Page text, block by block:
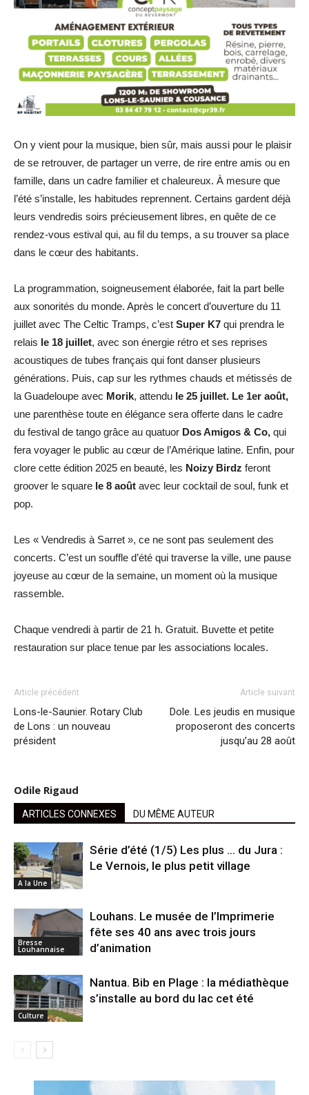
On y vient pour la musique, bien sûr, mais aussi pour le plaisir
de se retrouver, de partager un verre, de rire entre amis ou en
famille, dans un cadre familier et chaleureux. À mesure que
l’été s’installe, les habitudes reprennent. Certains gardent déjà
leurs vendredis soirs précieusement libres, en quête de ce
rendez-vous estival qui, au fil du temps, a su trouver sa place
dans le cœur des habitants.
La programmation, soigneusement élaborée, fait la part belle
aux sonorités du monde. Après le concert d’ouverture du 11
juillet avec The Celtic Tramps, c’est Super K7 qui prendra le
relais le 18 juillet, avec son énergie rétro et ses reprises
acoustiques de tubes français qui font danser plusieurs
générations. Puis, cap sur les rythmes chauds et métissés de
la Guadeloupe avec Morik, attendu le 25 juillet. Le 1er août,
une parenthèse toute en élégance sera offerte dans le cadre
du festival de tango grâce au quatuor Dos Amigos & Co, qui
fera voyager le public au cœur de l’Amérique latine. Enfin, pour
clore cette édition 2025 en beauté, les Noizy Birdz feront
groover le square le 8 août avec leur cocktail de soul, funk et
pop.
Les « Vendredis à Sarret », ce ne sont pas seulement des
concerts. C’est un souffle d’été qui traverse la ville, une pause
joyeuse au cœur de la semaine, un moment où la musique
rassemble.
Chaque vendredi à partir de 21 h. Gratuit. Buvette et petite
restauration sur place tenue par les associations locales.
Article précédent
Lons-le-Saunier. Rotary Club
de Lons : un nouveau
président
Article suivant
Dole. Les jeudis en musique
proposeront des concerts
jusqu’au 28 août
Odile Rigaud
ARTICLES CONNEXES DU MÊME AUTEUR
A la Une
Série d’été (1/5) Les plus … du Jura :
Le Vernois, le plus petit village
Bresse
Louhannaise
Louhans. Le musée de l’Imprimerie
fête ses 40 ans avec trois jours
d’animation
Culture
Nantua. Bib en Plage : la médiathèque
s’installe au bord du lac cet été